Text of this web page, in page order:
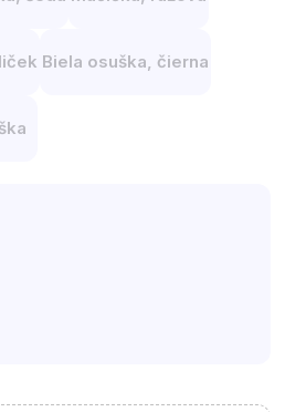
Biela osuška, čierna